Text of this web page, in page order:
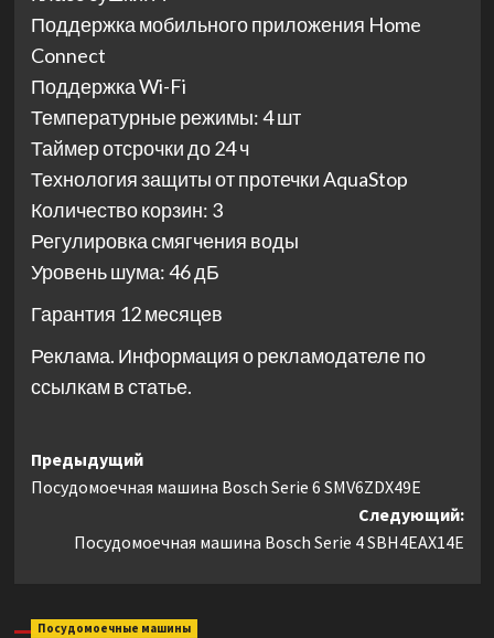
Поддержка мобильного приложения Home
Connect
Поддержка Wi-Fi
Температурные режимы: 4 шт
Таймер отсрочки до 24 ч
Технология защиты от протечки AquaStop
Количество корзин: 3
Регулировка смягчения воды
Уровень шума: 46 дБ
Гарантия 12 месяцев
Реклама. Информация о рекламодателе по
ссылкам в статье.
Навигация
записи
Предыдущий
Посудомоечная машина Bosch Serie 6 SMV6ZDX49E
Следующий:
Посудомоечная машина Bosch Serie 4 SBH4EAX14E
Посудомоечные машины